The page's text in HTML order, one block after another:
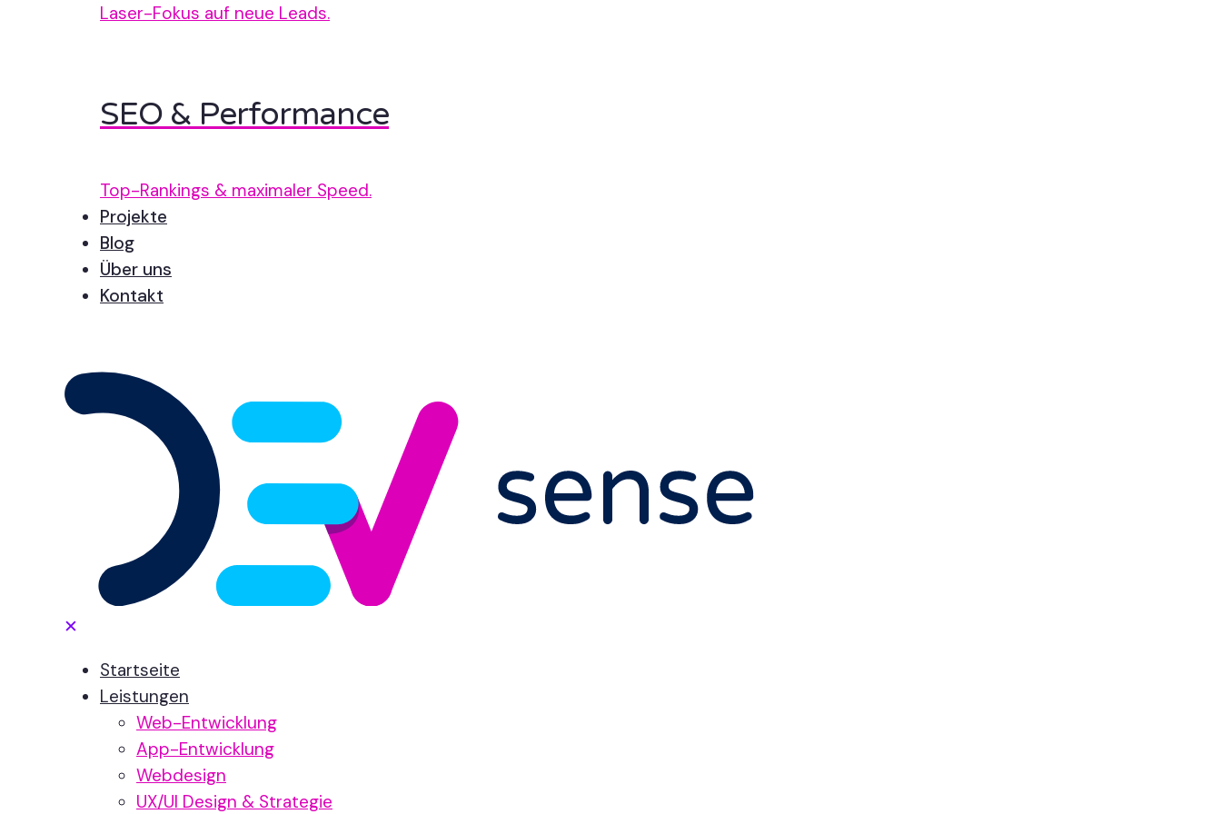
Laser-Fokus auf neue Leads.
SEO & Performance
Top-Rankings & maximaler Speed.
Projekte
Blog
Über uns
Kontakt
✕
Startseite
Leistungen
Web-Entwicklung
App-Entwicklung
Webdesign
UX/UI Design & Strategie